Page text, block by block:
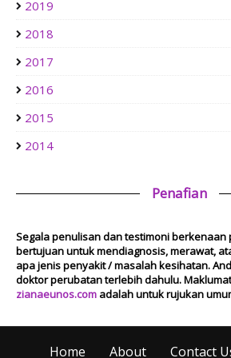
Mesyuarat Badan Kebajikan Sekolah
1 week ago
Show All
2019
2018
2017
2016
2015
2014
Penafian
Segala penulisan dan testimoni berkenaan
bertujuan untuk mendiagnosis, merawat,
apa jenis penyakit / masalah kesihatan.
doktor perubatan terlebih dahulu.
zianaeunos.com adalah untuk rujukan
Home About Contact